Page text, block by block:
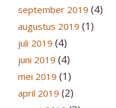
september 2019 (4)
augustus 2019 (1)
juli 2019 (4)
juni 2019 (4)
mei 2019 (1)
april 2019 (2)